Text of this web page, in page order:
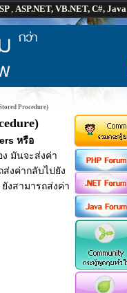
, ASP.NET, VB.NET, C#, Java
Procedure)
หรือ
ง มันจะส่งค่า
งค่ากลับไปยัง
งสามารถส่งค่า